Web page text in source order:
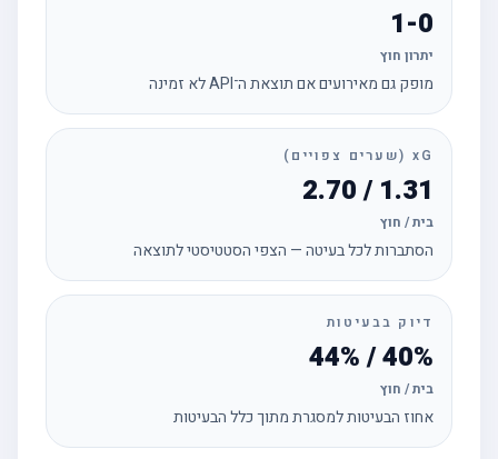
1-0
יתרון חוץ
מופק גם מאירועים אם תוצאת ה־API לא זמינה
xG (שערים צפויים)
1.31 / 2.70
בית / חוץ
הסתברות לכל בעיטה — הצפי הסטטיסטי לתוצאה
דיוק בבעיטות
40% / 44%
בית / חוץ
אחוז הבעיטות למסגרת מתוך כלל הבעיטות